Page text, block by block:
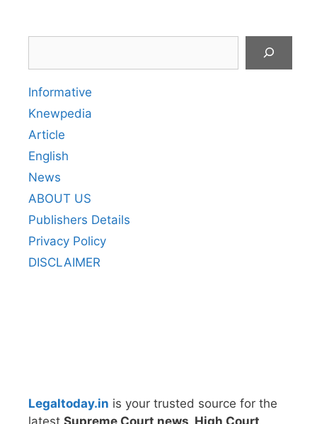
Informative
Knewpedia
Article
English
News
ABOUT US
Publishers Details
Privacy Policy
DISCLAIMER
Legaltoday.in is your trusted source for the
latest Supreme Court news, High Court